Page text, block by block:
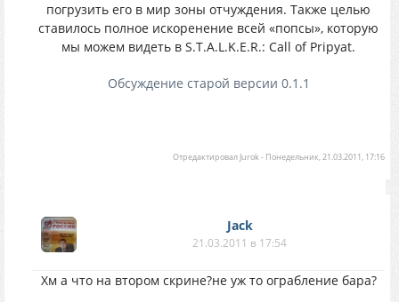
погрузить его в мир зоны отчуждения. Также целью
ставилось полное искоренение всей «попсы», которую
мы можем видеть в S.T.A.L.K.E.R.: Call of Pripyat.
Обсуждение старой версии 0.1.1
Отредактировал Jurok- Понедельник, 21.03.2011, 17:16
Jack
21.03.2011 в 17:54
Хм а что на втором скрине?не уж то ограбление бара?